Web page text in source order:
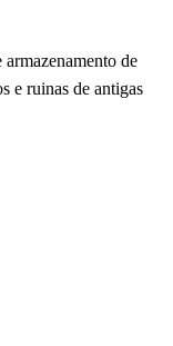
de
e ruinas de antigas